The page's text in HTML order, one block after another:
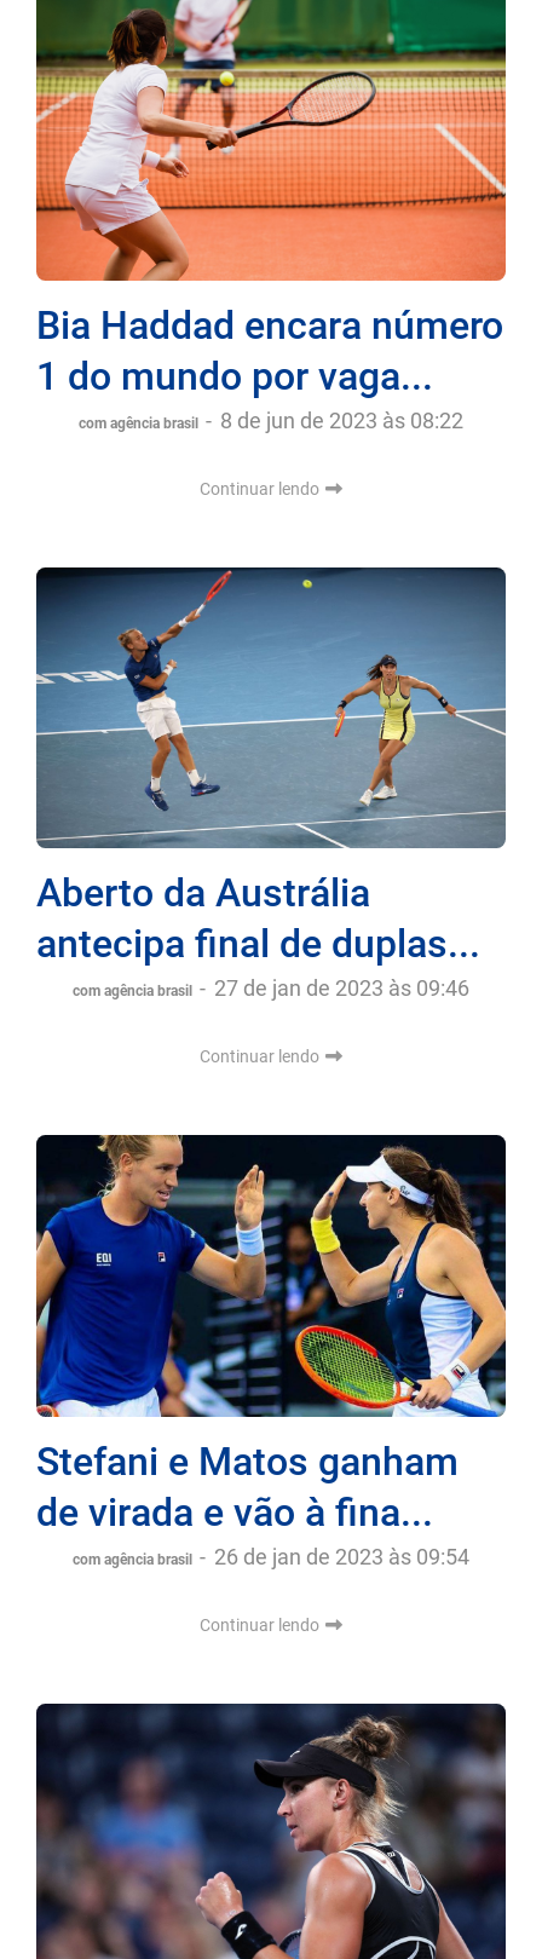
Bia Haddad encara número
1 do mundo por vaga...
com agência brasil - 8 de jun de 2023 às 08:22
Continuar lendo
Aberto da Austrália
antecipa final de duplas...
com agência brasil - 27 de jan de 2023 às 09:46
Continuar lendo
Stefani e Matos ganham
de virada e vão à fina...
com agência brasil - 26 de jan de 2023 às 09:54
Continuar lendo